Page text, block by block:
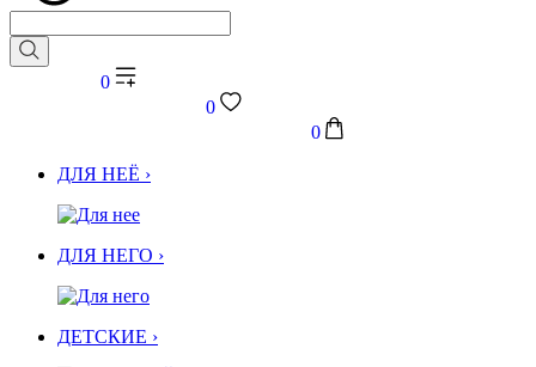
0
0
0
ДЛЯ НЕЁ ›
ДЛЯ НЕГО ›
ДЕТСКИЕ ›